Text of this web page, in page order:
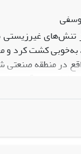
تنش‌های
به‌خوبی کشت کرد
در منطقه
و خشک ریشه،
خشکی متوسط،